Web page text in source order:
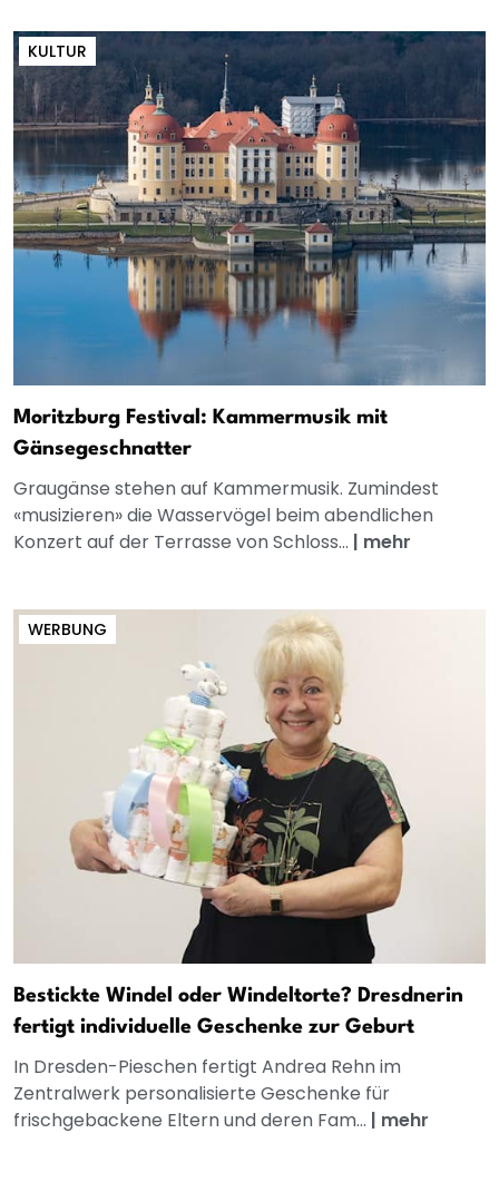
KULTUR
Moritzburg Festival: Kammermusik mit
Gänsegeschnatter
Graugänse stehen auf Kammermusik. Zumindest
«musizieren» die Wasservögel beim abendlichen
Konzert auf der Terrasse von Schloss... | mehr
WERBUNG
Bestickte Windel oder Windeltorte? Dresdnerin
fertigt individuelle Geschenke zur Geburt
In Dresden-Pieschen fertigt Andrea Rehn im
Zentralwerk personalisierte Geschenke für
frischgebackene Eltern und deren Fam... | mehr